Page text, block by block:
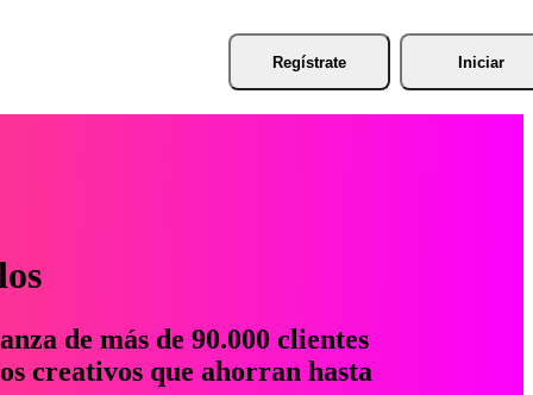
Regístrate Iniciar
de más de 90.000 clientes
creativos que ahorran hasta